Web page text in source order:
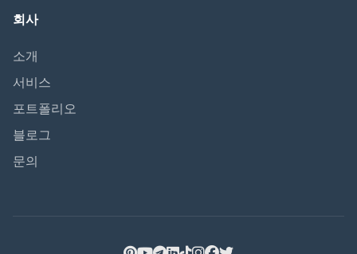
회사
소개
서비스
포트폴리오
블로그
문의